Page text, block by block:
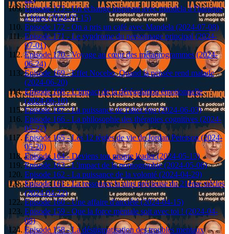
Episode 173 - Un échange inspirant avec mandela à l'baraque
à frites (2024-07-15)
Episode 172 - On a pris un café avec Mandela (2024-07-08)
Episode 171 - Le syndrome du personnage principal (2024-
07-01)
Episode 170 - Voyage au cœur des métaprogrammes (2024-
06-24)
Episode 169 - Effet Nocebo, Quand la pensée rend malade
(2024-06-20)
Episode 168 - L'impact de la dérégulation émotionnelle
(2024-06-10)
Episode 167 - La puissance de l'alter égo (2024-06-03)
Episode 166 - La philosophie des thérapies cognitives (2024-
05-27)
Episode 165 - Les 12 règles de vie de Jordan Peterson (2024-
05-20)
Episode 164 - Deviens ton propre leader (2024-05-13)
Episode 163 - L'impact de la pornographie (2024-05-06)
Episode 162 - La puissance de la volonté (2024-04-29)
Episode 161 - La ressource la plus précieuse du 21ème siècles
(2024-04-22)
Episode 160 - Une affaire d'anxiété (2024-04-15)
Episode 159 - Que la force mentale soit avec toi ! (2024-04-
08)
Episode 158 - La déstigmatisation des troubles mentaux